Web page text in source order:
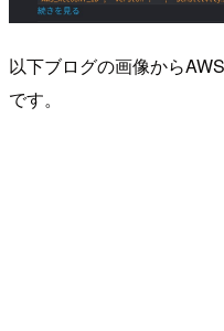
以下ブログの画像から
です。